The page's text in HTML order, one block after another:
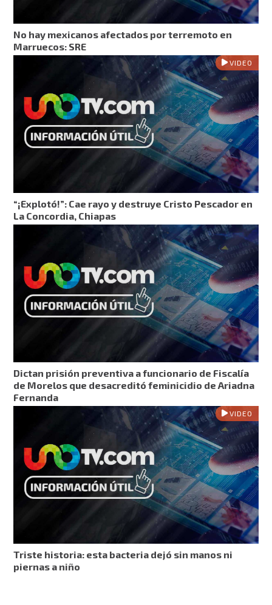
No hay mexicanos afectados por terremoto en
Marruecos: SRE
VIDEO
“¡Explotó!”: Cae rayo y destruye Cristo Pescador en
La Concordia, Chiapas
Dictan prisión preventiva a funcionario de Fiscalía
de Morelos que desacreditó feminicidio de Ariadna
Fernanda
VIDEO
Triste historia: esta bacteria dejó sin manos ni
piernas a niño